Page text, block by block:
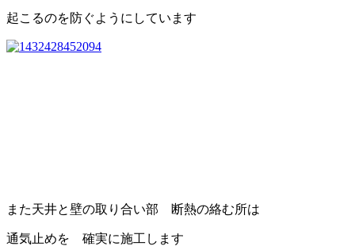
起こるのを防ぐようにしています
また天井と壁の取り合い部 断熱の絡む所は
通気止めを 確実に施工します